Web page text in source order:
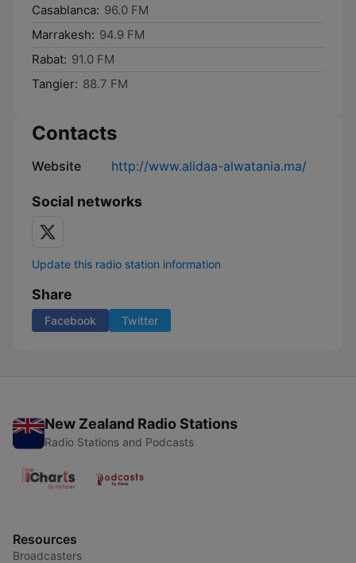
Casablanca: 96.0 FM
Marrakesh: 94.9 FM
Rabat: 91.0 FM
Tangier: 88.7 FM
Contacts
Website http://www.alidaa-alwatania.ma/
Social networks
Update this radio station information
Share
Facebook Twitter
New Zealand Radio Stations
Radio Stations and Podcasts
Resources
Broadcasters